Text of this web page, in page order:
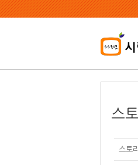
본
문
가
스
스토